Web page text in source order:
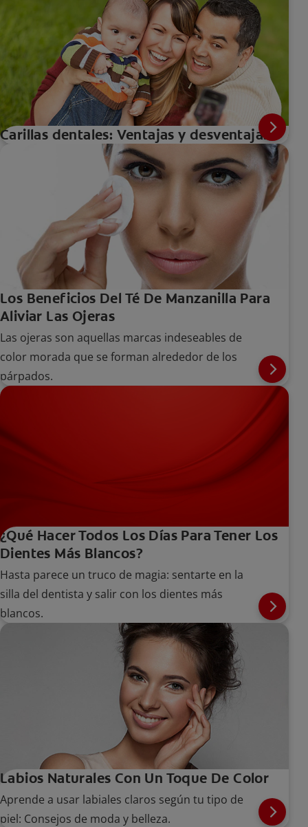
Carillas dentales: Ventajas y desventajas
Los Beneficios Del Té De Manzanilla Para
Aliviar Las Ojeras
Las ojeras son aquellas marcas indeseables de
color morada que se forman alrededor de los
párpados.
¿Qué Hacer Todos Los Días Para Tener Los
Dientes Más Blancos?
Hasta parece un truco de magia: sentarte en la
silla del dentista y salir con los dientes más
blancos.
Labios Naturales Con Un Toque De Color
Aprende a usar labiales claros según tu tipo de
piel: Consejos de moda y belleza.